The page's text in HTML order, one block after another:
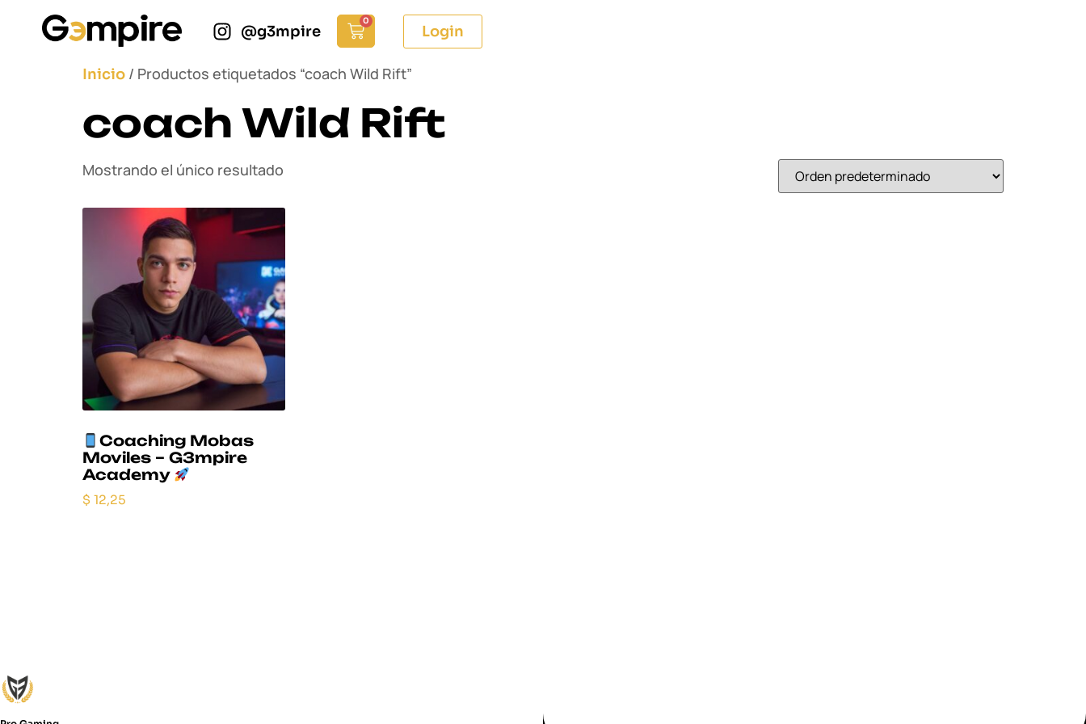
@g3mpire
0
Login
Inicio / Productos etiquetados “coach Wild Rift”
coach Wild Rift
Mostrando el único resultado
Coaching Mobas
Moviles – G3mpire
Academy
$ 12,25